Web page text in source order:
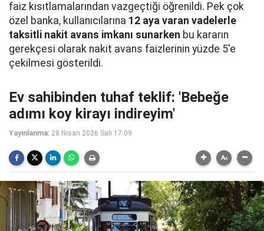
faiz kısıtlamalarından vazgeçtiği öğrenildi. Pek çok
özel banka, kullanıcılarına 12 aya varan vadelerle
taksitli nakit avans imkanı sunarken bu kararın
gerekçesi olarak nakit avans faizlerinin yüzde 5'e
çekilmesi gösterildi.
Ev sahibinden tuhaf teklif: 'Bebeğe
adımı koy kirayı indireyim'
Yayınlanma: 28 Nisan 2026 Salı 17:09